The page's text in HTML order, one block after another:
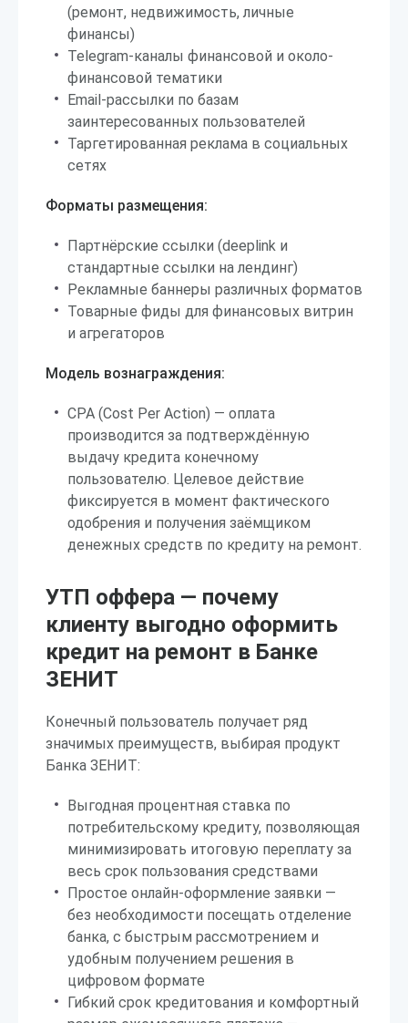
(ремонт, недвижимость, личные
финансы)
Telegram-каналы финансовой и около-
финансовой тематики
Email-рассылки по базам
заинтересованных пользователей
Таргетированная реклама в социальных
сетях
Форматы размещения:
Партнёрские ссылки (deeplink и
стандартные ссылки на лендинг)
Рекламные баннеры различных форматов
Товарные фиды для финансовых витрин
и агрегаторов
Модель вознаграждения:
CPA (Cost Per Action) — оплата
производится за подтверждённую
выдачу кредита конечному
пользователю. Целевое действие
фиксируется в момент фактического
одобрения и получения заёмщиком
денежных средств по кредиту на ремонт.
УТП оффера — почему
клиенту выгодно оформить
кредит на ремонт в Банке
ЗЕНИТ
Конечный пользователь получает ряд
значимых преимуществ, выбирая продукт
Банка ЗЕНИТ:
Выгодная процентная ставка по
потребительскому кредиту, позволяющая
минимизировать итоговую переплату за
весь срок пользования средствами
Простое онлайн-оформление заявки —
без необходимости посещать отделение
банка, с быстрым рассмотрением и
удобным получением решения в
цифровом формате
Гибкий срок кредитования и комфортный